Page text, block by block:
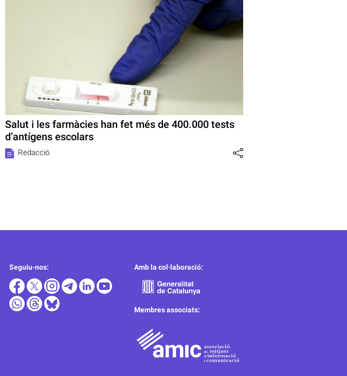
Salut i les farmàcies han fet més de 400.000 tests
d’antígens escolars
Redacció
Seguiu-nos: Amb la col·laboració:
Membres associats: